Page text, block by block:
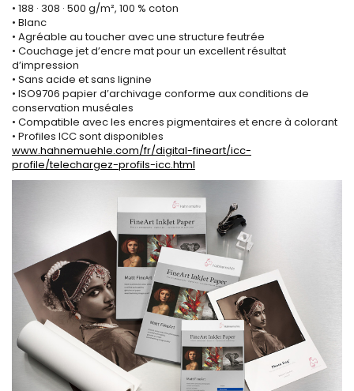
• 188 · 308 · 500 g/m², 100 % coton
• Blanc
• Agréable au toucher avec une structure feutrée
• Couchage jet d’encre mat pour un excellent résultat
d’impression
• Sans acide et sans lignine
• ISO9706 papier d’archivage conforme aux conditions de
conservation muséales
• Compatible avec les encres pigmentaires et encre à colorant
• Profiles ICC sont disponibles
www.hahnemuehle.com/fr/digital-fineart/icc-
profile/telechargez-profils-icc.html